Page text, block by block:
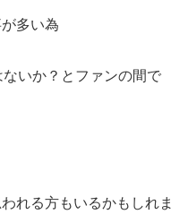
多い為
ないか？とファンの間で
れる方もいるかもしれま